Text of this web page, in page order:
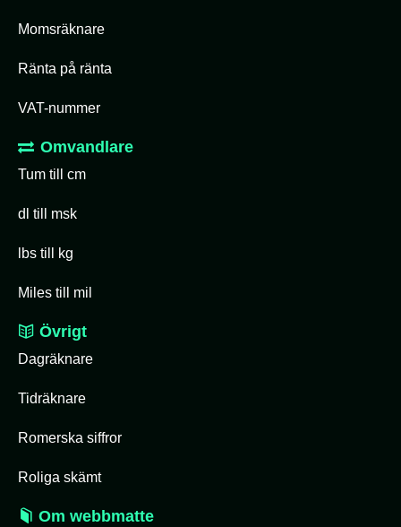
Momsräknare
Ränta på ränta
VAT-nummer
Omvandlare
Tum till cm
dl till msk
lbs till kg
Miles till mil
Övrigt
Dagräknare
Tidräknare
Romerska siffror
Roliga skämt
Om webbmatte